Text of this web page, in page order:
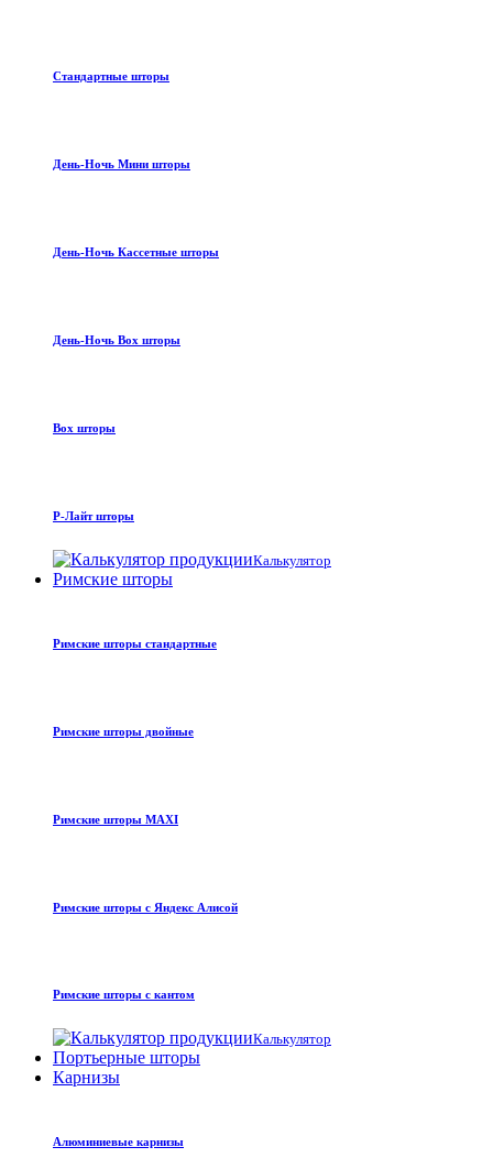
Стандартные шторы
День-Ночь Мини шторы
День-Ночь Кассетные шторы
День-Ночь Box шторы
Box шторы
Р-Лайт шторы
Калькулятор
Римские шторы
Римские шторы стандартные
Римские шторы двойные
Римские шторы MAXI
Римские шторы с Яндекс Алисой
Римские шторы с кантом
Калькулятор
Портьерные шторы
Карнизы
Алюминиевые карнизы